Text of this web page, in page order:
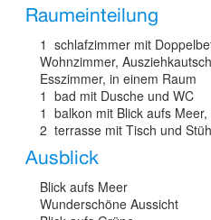
Raumeinteilung
1 schlafzimmer mit
Wohnzimmer,
Esszimmer, in einem Raum
1 bad mit Dusche und WC
1 balkon mit Blick aufs
2 terrasse mit Tisch und
Ausblick
Blick aufs Meer
Wunderschöne Aussicht